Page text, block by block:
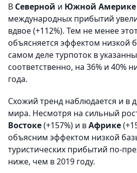
В Северной и Южной Америке
международных прибытий
вдвое (+112%). Тем не менее
объясняется эффектом низкой
самом деле турпоток в
соответственно, на 36% и 40%
года.
Схожий тренд наблюдается и в
мира. Несмотря на сильный
Востоке(+157%) и вАфрике
объясним эффектом низкой
туристических прибытий по-
ниже, чем в 2019 году.